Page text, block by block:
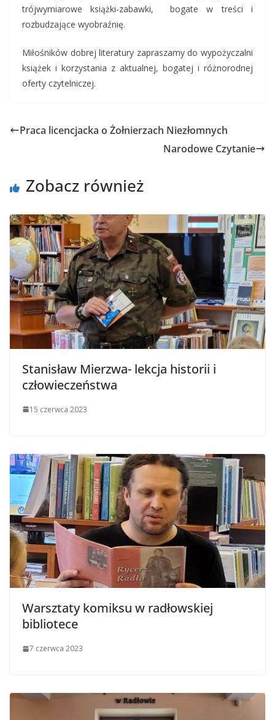
trójwymiarowe książki-zabawki, bogate w treści i
rozbudzające wyobraźnię.
Miłośników dobrej literatury zapraszamy do wypożyczalni
książek i korzystania z aktualnej, bogatej i różnorodnej
oferty czytelniczej.
Praca licencjacka o Żołnierzach Niezłomnych
Narodowe Czytanie
Zobacz również
Stanisław Mierzwa- lekcja historii i
człowieczeństwa
15 czerwca 2023
Warsztaty komiksu w radłowskiej
bibliotece
7 czerwca 2023